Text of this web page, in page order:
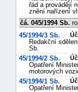
řád a provádějí
znění nařízení
čá. 045/1994 Sb.
45/1994/3 Sb.
Redakční
Sb.
45/1994/2 Sb.
Opatření
motorových
45/1994/1 Sb.
Opatření